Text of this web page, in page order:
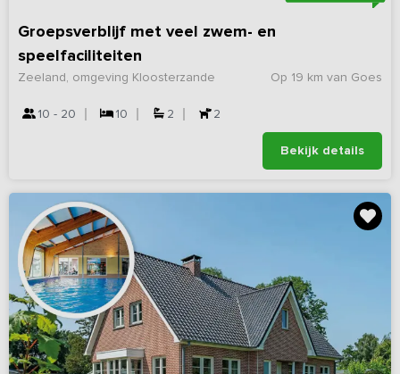
Groepsverblijf met veel zwem- en
speelfaciliteiten
Op 19 km van Goes
Zeeland, omgeving Kloosterzande
10 - 20 10 2 2
Bekijk details